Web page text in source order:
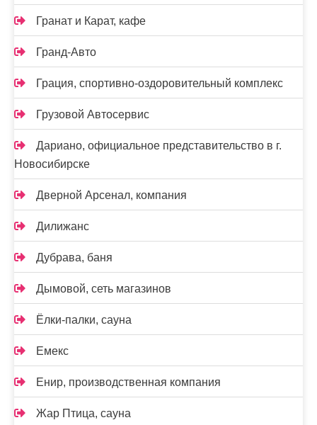
Гранат и Карат, кафе
Гранд-Авто
Грация, спортивно-оздоровительный комплекс
Грузовой Автосервис
Дариано, официальное представительство в г.
Новосибирске
Дверной Арсенал, компания
Дилижанс
Дубрава, баня
Дымовой, сеть магазинов
Ёлки-палки, сауна
Емекс
Енир, производственная компания
Жар Птица, сауна